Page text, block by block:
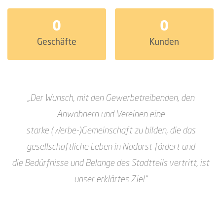
0
Geschäfte
0
Kunden
„Der Wunsch, mit den Gewerbetreibenden, den
Anwohnern und Vereinen eine
starke(Werbe-)Gemeinschaft zu bilden, die das
gesellschaftliche Leben in Nadorst fördert und
dieBedürfnisse und Belange des Stadtteils vertritt, ist
unser erklärtes Ziel“